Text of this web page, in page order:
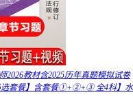
2026教材含2025历年真题模拟试卷
选套餐】含套餐①+②+③ 全4科】水